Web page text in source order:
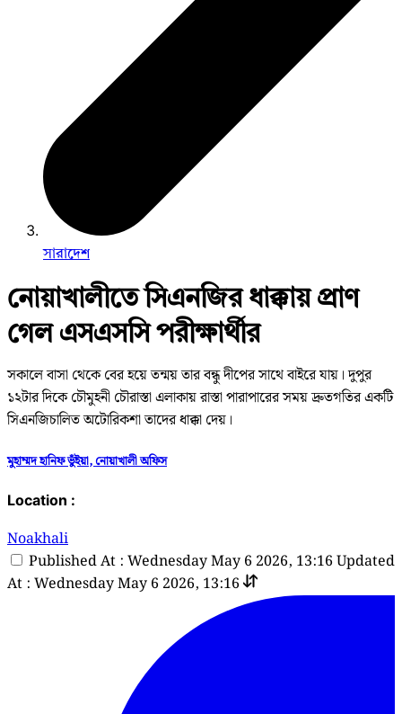
সারাদেশ
নোয়াখালীতে সিএনজির ধাক্কায় প্রাণ
গেল এসএসসি পরীক্ষার্থীর
সকালে বাসা থেকে বের হয়ে তন্ময় তার বন্ধু দীপের সাথে বাইরে যায়। দুপুর
১২টার দিকে চৌমুহনী চৌরাস্তা এলাকায় রাস্তা পারাপারের সময় দ্রুতগতির একটি
সিএনজিচালিত অটোরিকশা তাদের ধাক্কা দেয়।
মুহাম্মদ হানিফ ভুঁইয়া, নোয়াখালী অফিস
Location :
Noakhali
Published At : Wednesday May 6 2026, 13:16 Updated
At : Wednesday May 6 2026, 13:16